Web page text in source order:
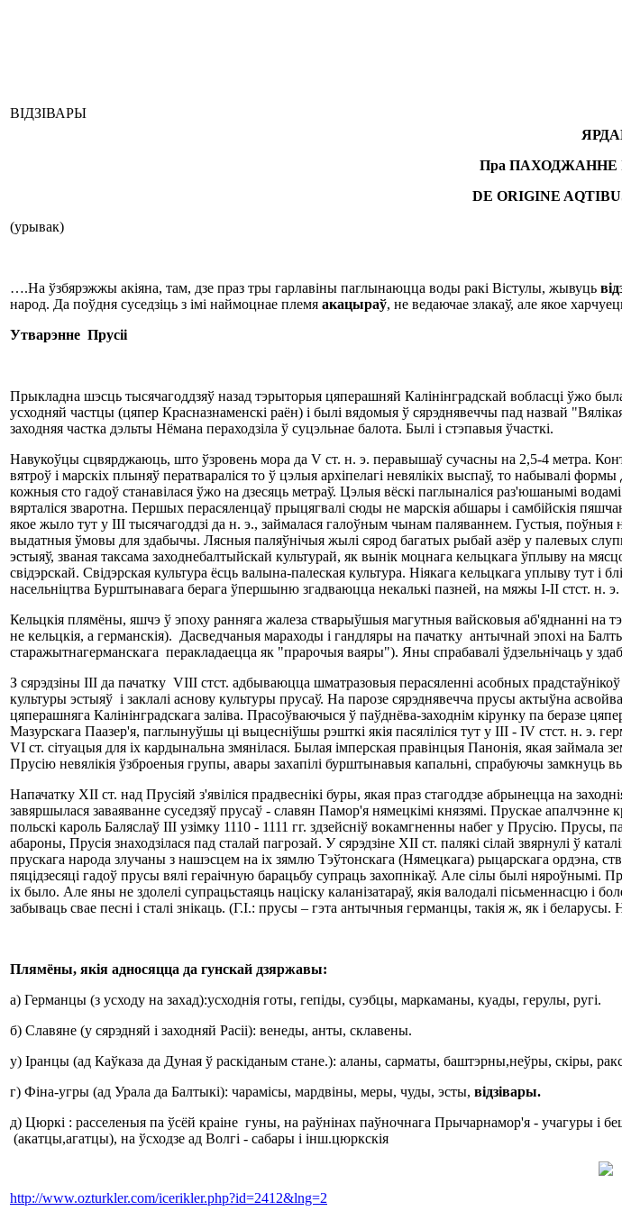
ВІДЗІВАРЫ
Пра ПАХОДЖАННЕ
DE ORIGINE
(урывак)
….На ўзбярэжжы акіяна, там, дзе праз тры гарлавіны паглынаюцца воды ракі Вістулы, жывуць
народ. Да поўдня суседзіць з імі наймоцнае племя акацыраў, не ведаючае злакаў, але якое
Утварэнне Прусіі
Прыкладна шэсць тысячагоддзяў назад тэрыторыя цяперашняй Калінінградскай вобласці ўжо
усходняй частцы (цяпер Красназнаменскі раён) і былі вядомыя ў сярэднявеччы пад назвай
заходняя частка дэльты Нёмана пераходзіла ў суцэльнае балота. Былі і стэпавыя ўчасткі.
Навукоўцы сцвярджаюць, што ўзровень мора да V ст. н. э. перавышаў сучасны на 2,5-4 метра.
вятроў і марскіх плыняў ператвараліся то ў цэлыя архіпелагі невялікіх выспаў, то набывалі
кожныя сто гадоў станавілася ўжо на дзесяць метраў. Цэлыя вёскі паглыналіся раз'юшанымі
вярталіся зваротна. Першых перасяленцаў прыцягвалі сюды не марскія абшары і самбійскія
якое жыло тут у III тысячагоддзі да н. э., займалася галоўным чынам паляваннем. Густыя,
выдатныя ўмовы для здабычы. Лясныя паляўнічыя жылі сярод багатых рыбай азёр у палевых
эстыяў, званая таксама заходнебалтыйскай культурай, як вынік моцнага кельцкага ўплыву на
свідэрскай. Свідэрская культура ёсць валына-палеская культура. Ніякага кельцкага уплыву тут
насельніцтва Бурштынавага берага ўпершыню згадваюцца некалькі пазней, на мяжы I-II стст. н. э.
Кельцкія плямёны, яшчэ ў эпоху ранняга жалеза стварыўшыя магутныя вайсковыя аб'яднанні
не кельцкія, а германскія). Дасведчаныя мараходы і гандляры на пачатку антычнай эпохі на
старажытнагерманскага перакладаецца як "прарочыя ваяры"). Яны спрабавалі ўдзельнічаць у
З сярэдзіны III да пачатку VIII стст. адбываюцца шматразовыя перасяленні асобных
культуры эстыяў і заклалі аснову культуры прусаў. На парозе сярэднявечча прусы актыўна
цяперашняга Калінінградскага заліва. Прасоўваючыся ў паўднёва-заходнім кірунку па беразе
Мазурскага Паазер'я, паглынуўшы ці выцесніўшы рэшткі якія пасяліліся тут у III - IV стст. н. э.
VI ст. сітуацыя для іх кардынальна змянілася. Былая імперская правінцыя Панонія, якая
Прусію невялікія ўзброеныя групы, авары захапілі бурштынавыя капальні, спрабуючы замкнуць
Напачатку XII ст. над Прусіяй з'явіліся прадвеснікі буры, якая праз стагоддзе абрынецца на
завяршылася заваяванне суседзяў прусаў - славян Памор'я нямецкімі князямі. Прускае
польскі кароль Баляслаў III узімку 1110 - 1111 гг. здзейсніў вокамгненны набег у Прусію.
абароны, Прусія знаходзілася пад сталай пагрозай. У сярэдзіне XII ст. палякі сілай звярнулі ў
прускага народа злучаны з нашэсцем на іх зямлю Тэўтонскага (Нямецкага) рыцарскага ордэна,
пяцідзесяці гадоў прусы вялі гераічную барацьбу супраць захопнікаў. Але сілы былі
іх было. Але яны не здолелі супрацьстаяць націску каланізатараў, якія валодалі пісьменнасцю і
забываць свае песні і сталі знікаць. (Г.І.: прусы – гэта антычныя германцы, такія ж, як і
Плямёны, якія адносяцца да гунскай дзяржавы:
а) Германцы (з усходу на захад):усходнія готы, гепіды, суэбцы, маркаманы, куады, герулы, ругі.
б) Славяне (у сярэдняй і заходняй Расіі): венеды, анты, склавены.
у) Іранцы (ад Каўказа да Дуная ў раскіданым стане.): аланы, сарматы, баштэрны,неўры, скіры,
г) Фіна-угры (ад Урала да Балтыкі): чарамісы, мардвіны, меры, чуды, эсты, відзівары.
д) Цюркі : расселеныя па ўсёй краіне гуны, на раўнінах паўночнага Прычарнамор'я - учагуры і
(акатцы,агатцы), на ўсходзе ад Волгі - сабары і інш.цюркскія
http://www.ozturkler.com/icerikler.php?id=2412&lng=2